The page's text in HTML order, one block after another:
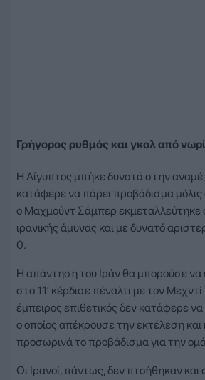
Γρήγορος ρυθμός και γκολ από
Η Αίγυπτος μπήκε δυνατά στην
κατάφερε να πάρει προβάδισμα
ο Μαχμούντ Σάμπερ εκμεταλλεύτηκε
ιρανικής άμυνας και με δυνατό
0.
Η απάντηση του Ιράν θα μπορούσε
στο 11′ κέρδισε πέναλτι με τον
έμπειρος επιθετικός δεν κατάφερε να
ο οποίος απέκρουσε την εκτέλεση
προσωρινά το προβάδισμα για την
Οι Ιρανοί, πάντως, δεν πτοήθηκαν και